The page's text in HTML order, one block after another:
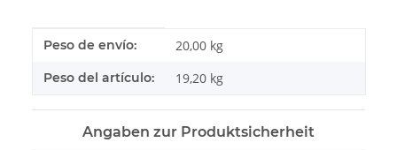
#productDetails.itemInformation#
#productDetails.itemValue#
Peso de envío: 20,00 kg
Peso del artículo: 19,20 kg
Angaben zur Produktsicherheit